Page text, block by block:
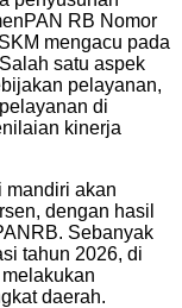
RB Nomor
mengacu pada
satu aspek
pelayanan,
di
kinerja
mandiri akan
dengan hasil
Sebanyak
tahun 2026, di
daerah.